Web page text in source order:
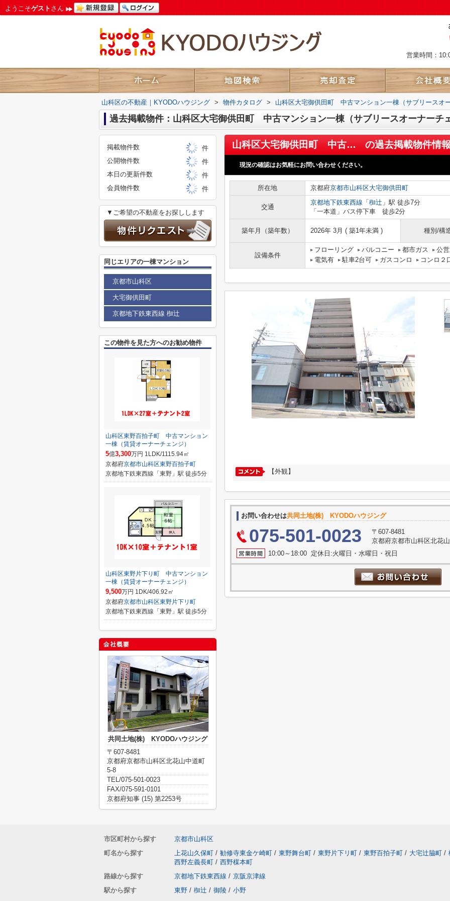
ようこそゲストさん
営業時間：
山科区の不動産｜KYODOハウジング > 物件カタログ > 山科区大宅御供田町 中古マンション一棟（サブリースオー
過去掲載物件：山科区大宅御供田町 中古マンション一棟（サブリースオーナーチ
山科区大宅御供田町 中古マンション一棟（サブリースオーナーチェンジ） の過去掲載物件情報
現況の確認はお気軽にお問い合わせください。
所在地 京都府京都市山科区大宅御供田町
交通
京都地下鉄東西線 「 椥辻 」駅 徒歩7分
「一本道」バス停下車 徒歩2分
築年月（築年数） 2026年 3月 ( 築1年未満 ) 種別/構
設備条件
フローリング バルコニー 都市ガス 公
電気有
駐車2台可 ガスコンロ コンロ２
【外観】
お問い合わせは共同土地(株) KYODOハウジング
075-501-0023
〒607-8481
京都府京都市山科区北花
10:00～18:00 定休日:火曜日・水曜日・祝日
掲載物件数
件
公開物件数
件
本日の更新件数
件
会員物件数
件
▼ご希望の不動産をお探しします
同じエリアの一棟マンション
京都市山科区
大宅御供田町
京都地下鉄東西線 椥辻
この物件を見た方へのお勧め物件
山科区東野百拍子町 中古マンション
一棟（賃貸オーナーチェンジ）
5億3,300万円 1LDK/1115.94㎡
京都府京都市山科区東野百拍子町
京都地下鉄東西線「東野」駅 徒歩5分
山科区東野片下り町 中古マンション
一棟（賃貸オーナーチェンジ）
9,500万円 1DK/406.92㎡
京都府京都市山科区東野片下リ町
京都地下鉄東西線「東野」駅 徒歩5分
共同土地(株) KYODOハウジング
〒607-8481
京都府京都市山科区北花山中道町
5-8
TEL/075-501-0023
FAX/075-591-0101
京都府知事 (15) 第2253号
市区町村から探す
京都市山科区
町名から探す
上花山久保町 / 勧修寺東金ケ崎町 / 東野舞台町 / 東野片下リ町 / 東野百拍子町 / 大宅辻脇町 /
西野左義長町 / 西野楳本町
路線から探す
京都地下鉄東西線 / 京阪京津線
駅から探す
東野 / 椥辻 / 御陵 / 小野